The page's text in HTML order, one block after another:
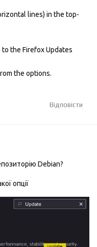
lines) in the top-
the Firefox Updates
the options.
Відповісти
Debian?
опції